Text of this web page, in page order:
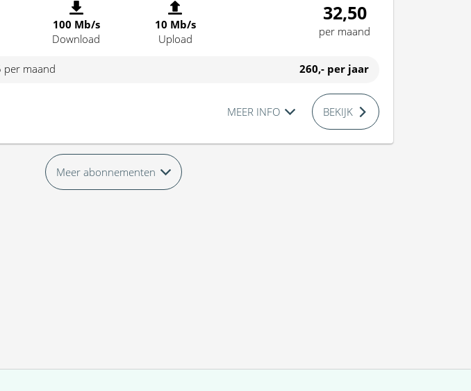
100 Mb/s
Download
10 Mb/s
Upload
32,50
per maand
per maand 260,- per jaar
MEER INFO BEKIJK
Meer abonnementen